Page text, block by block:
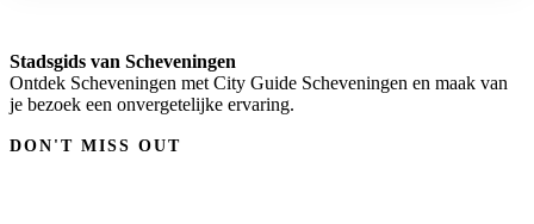
Stadsgids van Scheveningen
Ontdek Scheveningen met City Guide Scheveningen en maak van
je bezoek een onvergetelijke ervaring.
DON'T MISS OUT